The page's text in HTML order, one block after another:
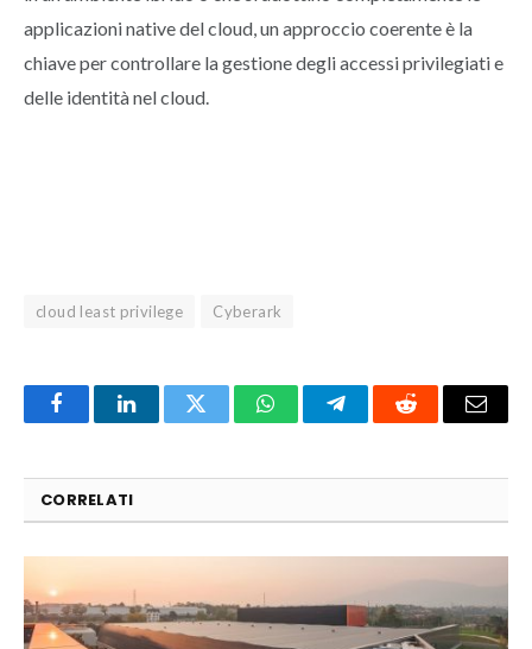
applicazioni native del cloud, un approccio coerente è la
chiave per controllare la gestione degli accessi privilegiati e
delle identità nel cloud.
cloud least privilege Cyberark
FacebookLinkedInTwitter WhatsAppTelegramReddit Email
CORRELATI